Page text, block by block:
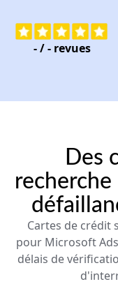
-/-revues
Des
Cartes de crédit
pour Microsoft
délais de